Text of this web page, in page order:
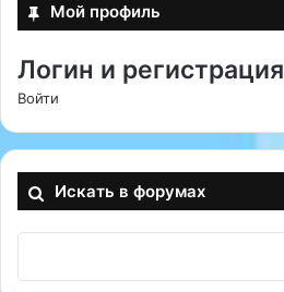
Мой профиль
Логин и регистрация
Войти
Искать в форумах